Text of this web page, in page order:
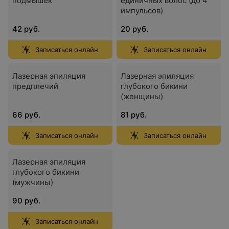
42 руб.
Записаться онлайн
импульсов)
20 руб.
Записаться онлайн
Лазерная эпиляция
предплечий
66 руб.
Записаться онлайн
Лазерная эпиляция
глубокого бикини
(женщины)
81 руб.
Записаться онлайн
Лазерная эпиляция
глубокого бикини
(мужчины)
90 руб.
Записаться онлайн